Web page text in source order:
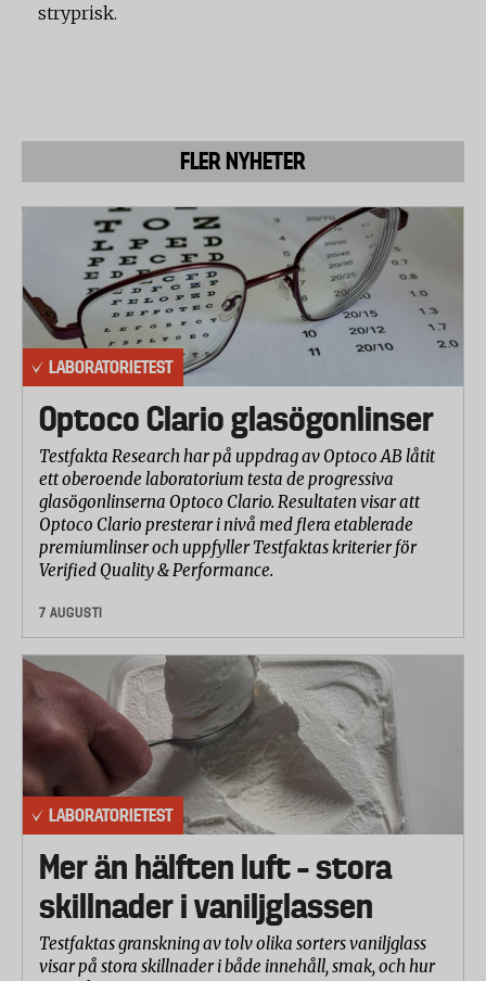
stryprisk.
FLER NYHETER
LABORATORIETEST
Optoco Clario glasögonlinser
Testfakta Research har på uppdrag av Optoco AB låtit
ett oberoende laboratorium testa de progressiva
glasögonlinserna Optoco Clario. Resultaten visar att
Optoco Clario presterar i nivå med flera etablerade
premiumlinser och uppfyller Testfaktas kriterier för
Verified Quality & Performance.
7 AUGUSTI
LABORATORIETEST
Mer än hälften luft – stora
skillnader i vaniljglassen
Testfaktas granskning av tolv olika sorters vaniljglass
visar på stora skillnader i både innehåll, smak, och hur